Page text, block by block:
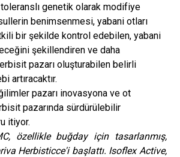
genetik olarak modifiye
benimsenmesi, yabani otları
bir şekilde kontrol edebilen, yabani
şekillendiren ve daha
pazarı oluşturabilen belirli
artıracaktır.
pazarı inovasyona ve ot
pazarında sürdürülebilir
itiyor.
özellikle buğday için tasarlanmış,
Herbisticce'i başlattı. Isoflex Active,